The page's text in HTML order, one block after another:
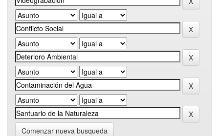
Comenzar nueva busqueda